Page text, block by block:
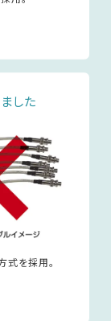
した
式を採用。